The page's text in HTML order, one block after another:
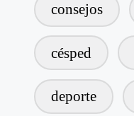
consejos
césped
deporte